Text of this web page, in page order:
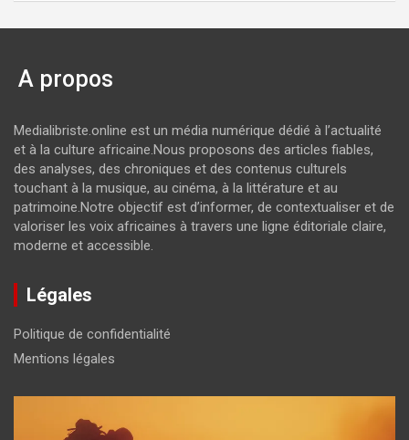
A propos
Medialibriste.online est un média numérique dédié à l’actualité
et à la culture africaine.Nous proposons des articles fiables,
des analyses, des chroniques et des contenus culturels
touchant à la musique, au cinéma, à la littérature et au
patrimoine.Notre objectif est d’informer, de contextualiser et de
valoriser les voix africaines à travers une ligne éditoriale claire,
moderne et accessible.
Légales
Politique de confidentialité
Mentions légales